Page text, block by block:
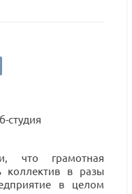
студия
что грамотная
коллектив в разы
в целом